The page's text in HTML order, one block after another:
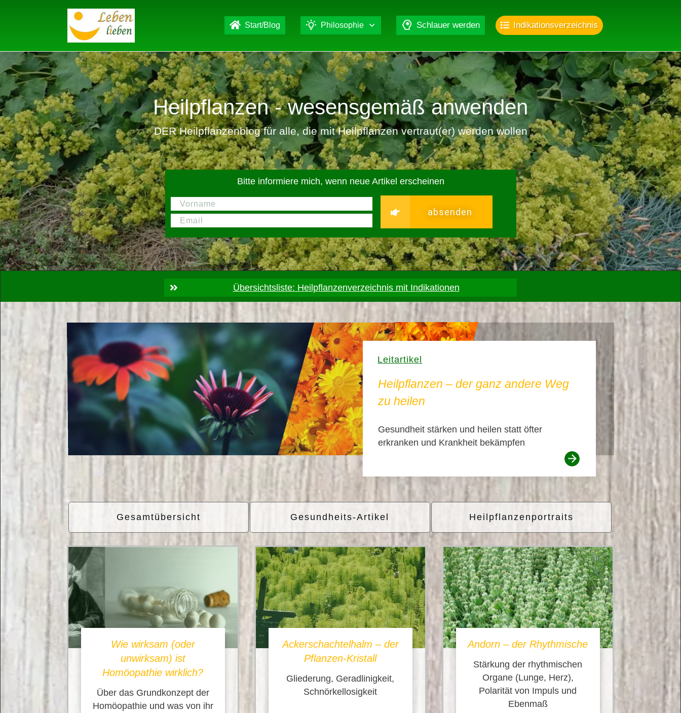
Start/Blog Philosophie Schlauer werden Indikationsverzeichnis
Heilpflanzen - wesensgemäß anwenden
DER Heilpflanzenblog für alle, die mit Heilpflanzen vertraut(er) werden wollen
Bitte informiere mich, wenn neue Artikel erscheinen
absenden
Übersichtsliste: Heilpflanzenverzeichnis mit Indikationen
Leitartikel
Heilpflanzen – der ganz andere Weg
zu heilen
Gesundheit stärken und heilen statt öfter
erkranken und Krankheit bekämpfen
Gesamtübersicht Gesundheits-Artikel Heilpflanzenportraits
Wie wirksam (oder
unwirksam) ist
Homöopathie wirklich?
Über das Grundkonzept der
Homöopathie und was von ihr
Ackerschachtelhalm – der
Pflanzen-Kristall
Gliederung, Geradlinigkeit,
Schnörkellosigkeit
Andorn – der Rhythmische
Stärkung der rhythmischen
Organe (Lunge, Herz),
Polarität von Impuls und
Ebenmaß